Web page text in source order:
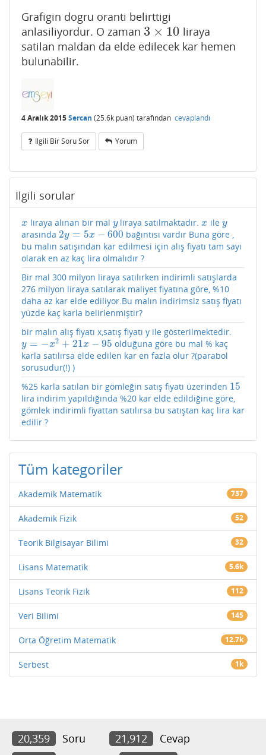
Grafigin dogru oranti belirttigi
anlasiliyordur. O zaman 3 × 10
3×10
liraya
satilan maldan da elde edilecek kar hemen
bulunabilir.
4 Aralık 2015Sercan (25.6k puan) tarafından cevaplandı
Ilgili Bir Soru Sor Yorum
İlgili sorular
x
x liraya alınan bir mal y
yliraya satılmaktadır.x
x ile y
y
arasında 2y = 5x − 600
2y= 5x −600
bağıntısı vardır Buna göre ,
bu malın satışından kar edilmesi için alış fiyatı tam sayı
olarak en az kaç lira olmalıdır ?
Bir mal 300 milyon liraya satılırken indirimli satışlarda
276 milyon liraya satılarak maliyet fiyatına göre, %10
daha az kar elde ediliyor.Bu malın indirimsiz satış fiyatı
yüzde kaç karla belirlenmiştir?
bir malın alış fiyatı x,satış fiyatı y ile gösterilmektedir.
y = −x2 + 21x − 95
y= −x 2+21x −95
olduğuna göre bu mal % kaç
karla satılırsa elde edilen kar en fazla olur ?(parabol
sorusudur(!) )
%25 karla satılan bir gömleğin satış fiyatı üzerinden 15
15
lira indirim yapıldığında %20 kar elde edildiğine göre,
gömlek indirimli fiyattan satılırsa bu satıştan kaç lira kar
edilir ?
Tüm kategoriler
Akademik Matematik 737
Akademik Fizik 52
Teorik Bilgisayar Bilimi 32
Lisans Matematik 5.6k
Lisans Teorik Fizik 112
Veri Bilimi 145
Orta Öğretim Matematik 12.7k
Serbest 1k
20,359 Soru 21,912
Cevap